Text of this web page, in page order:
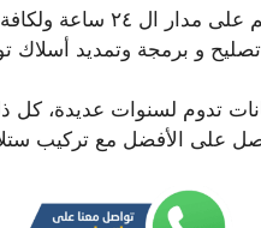
معكم على مدار
و برمجة وتمديد أسلاك
تدوم لسنوات عديدة، كل
على الأفضل مع تركيب